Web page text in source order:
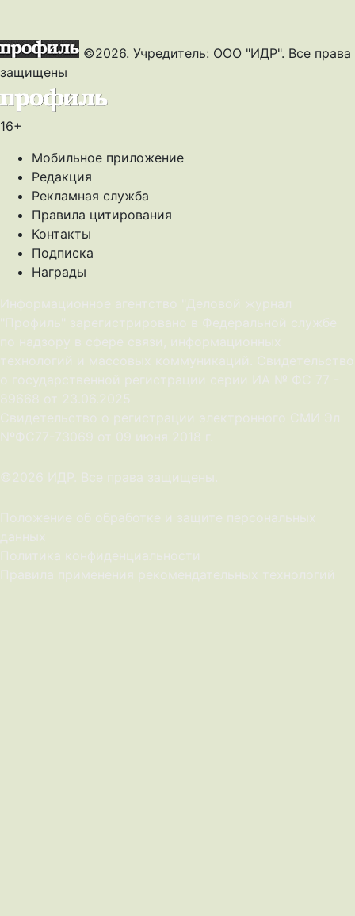
©2026. Учредитель: ООО "ИДР". Все права
защищены
16+
Мобильное приложение
Редакция
Рекламная служба
Правила цитирования
Контакты
Подписка
Награды
Информационное агентство "Деловой журнал
"Профиль" зарегистрировано в Федеральной службе
по надзору в сфере связи, информационных
технологий и массовых коммуникаций. Свидетельство
о государственной регистрации серии ИА № ФС 77 -
89668 от 23.06.2025
Cвидетельство о регистрации электронного СМИ Эл
NºФС77-73069 от 09 июня 2018 г.
©2026 ИДР. Все права защищены.
Положение об обработке и защите персональных
данных
Политика конфиденциальности
Правила применения рекомендательных технологий